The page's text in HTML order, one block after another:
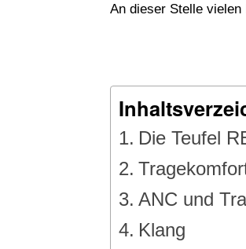
An dieser Stelle vielen
Die Teufel
ANC und
Klang